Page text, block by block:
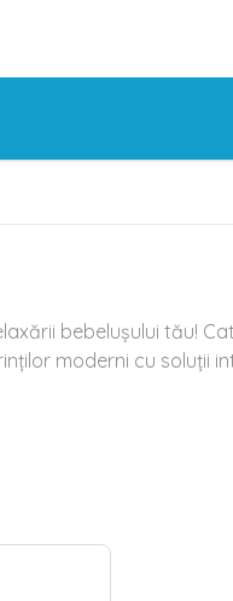
bebelușului tău!
moderni cu soluții